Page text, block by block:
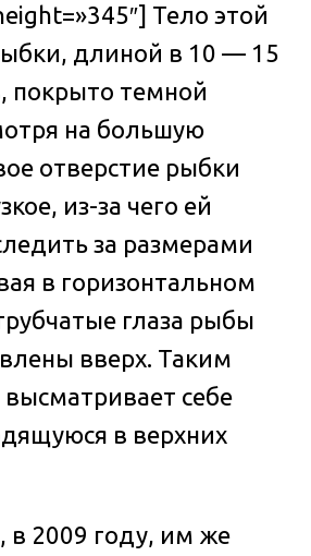
Тело этой
длиной в 10 — 15
покрыто темной
на большую
отверстие рыбки
из-за чего ей
за размерами
в горизонтальном
глаза рыбы
вверх. Таким
себе
в верхних
в 2009 году, им же